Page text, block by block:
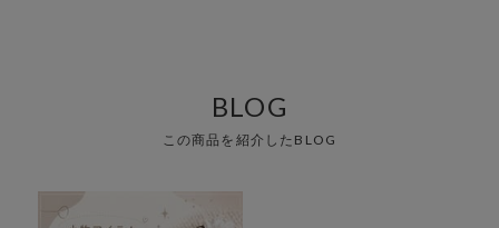
BLOG
この商品を紹介したBLOG